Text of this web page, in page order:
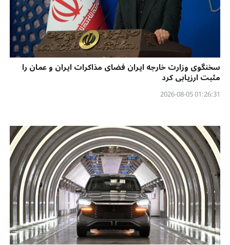
سخنگوی وزارت خارجه ایران فضای مذاکرات ایران و عمان را
مثبت ارزیابی کرد
01:26:31 2026-08-05